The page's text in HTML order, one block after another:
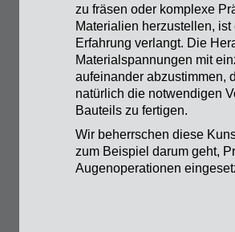
zu fräsen oder komplexe
Materialien herzustellen,
Erfahrung verlangt. Die
Materialspannungen mit
aufeinander abzustimmen,
natürlich die notwendigen
Bauteils zu fertigen.
Wir beherrschen diese
zum Beispiel darum geht,
Augenoperationen